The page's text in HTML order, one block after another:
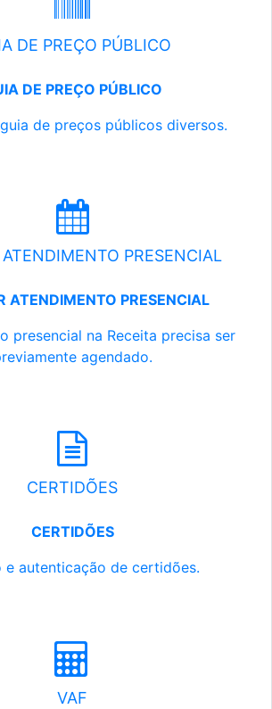
DE PREÇO PÚBLICO
DE PREÇO PÚBLICO
de preços públicos diversos.
ATENDIMENTO PRESENCIAL
ATENDIMENTO PRESENCIAL
presencial na Receita precisa ser
agendado.
CERTIDÕES
CERTIDÕES
e autenticação de certidões.
VAF